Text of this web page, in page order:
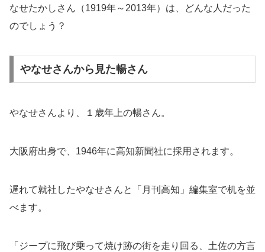
なせたかしさん（1919年～2013年）は、どんな人だった
のでしょう？
やなせさんから見た暢さん
やなせさんより、１歳年上の暢さん。
大阪府出身で、1946年に高知新聞社に採用されます。
遅れて就社したやなせさんと「月刊高知」編集室で机を並
べます。
「ジープに飛び乗って焼け跡の街を走り回る、土佐の方言